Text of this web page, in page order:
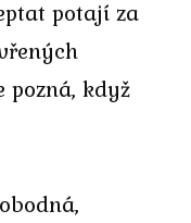
potají za
pozná, když